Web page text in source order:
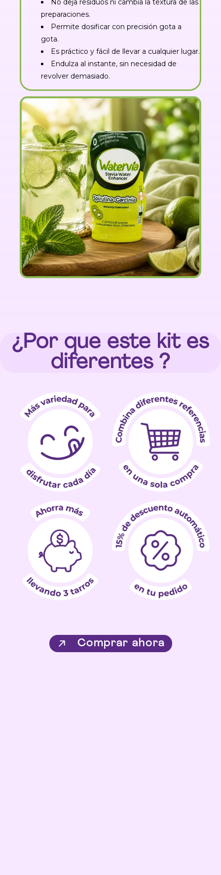
No deja residuos ni cambia la textura de las
preparaciones.
Permite dosificar con precisión gota a
gota.
Es práctico y fácil de llevar a cualquier lugar.
Endulza al instante, sin necesidad de
revolver demasiado.
¿Por que este kit es
diferentes ?
Comprar ahora